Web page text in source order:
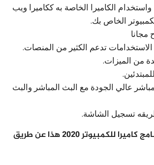
ManyCam واستخدام الكاميرا الخاصة به ككاميرا ويب
الخاص بك.
مجانا
الاستخدامات تدعم الكثير من المنصات.
من الميزات.
عالي الجودة مع البث المباشر والبث
تسجيل الشاشة.
للكمبيوتر 2020 هذا عن طريق